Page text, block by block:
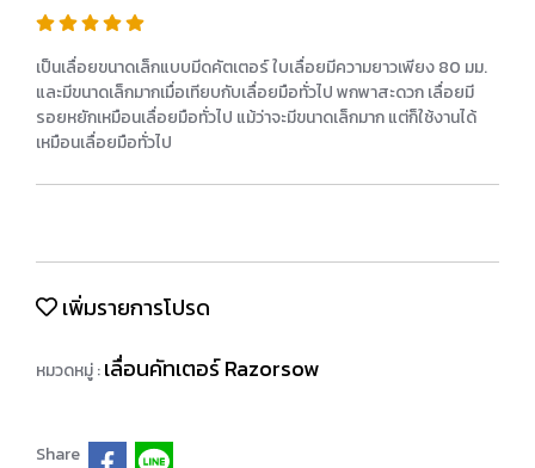
เป็นเลื่อยขนาดเล็กแบบมีดคัตเตอร์ ใบเลื่อยมีความยาวเพียง 80 มม.
และมีขนาดเล็กมากเมื่อเทียบกับเลื่อยมือทั่วไป พกพาสะดวก เลื่อยมี
รอยหยักเหมือนเลื่อยมือทั่วไป แม้ว่าจะมีขนาดเล็กมาก แต่ก็ใช้งานได้
เหมือนเลื่อยมือทั่วไป
เพิ่มรายการโปรด
หมวดหมู่ :เลื่อนคัทเตอร์ Razorsow
Share